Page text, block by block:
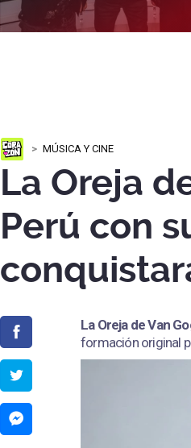
MÚSICA Y CINE
La Oreja
Perú con
La Oreja de Van
formación original